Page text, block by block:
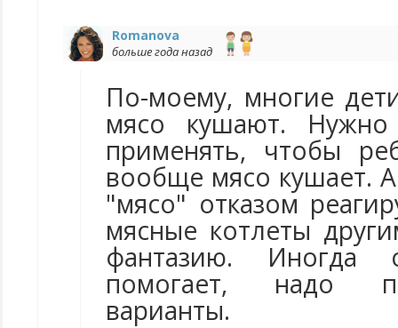
Romanova
больше года назад
По-моему, многие
мясо кушают. Нужно
применять, чтобы
вообще мясо кушает.
"мясо" отказом
мясные котлеты
фантазию. Иногда
помогает, надо
варианты.